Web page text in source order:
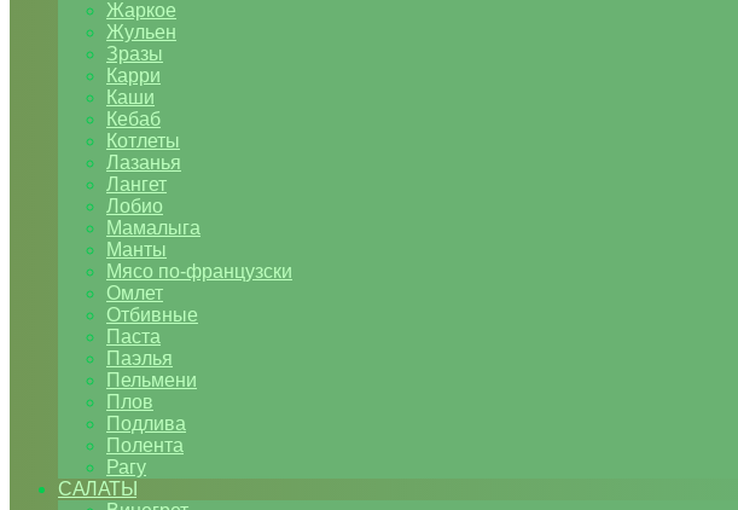
Жаркое
Жульен
Зразы
Карри
Каши
Кебаб
Котлеты
Лазанья
Лангет
Лобио
Мамалыга
Манты
Мясо по-французски
Омлет
Отбивные
Паста
Паэлья
Пельмени
Плов
Подлива
Полента
Рагу
САЛАТЫ